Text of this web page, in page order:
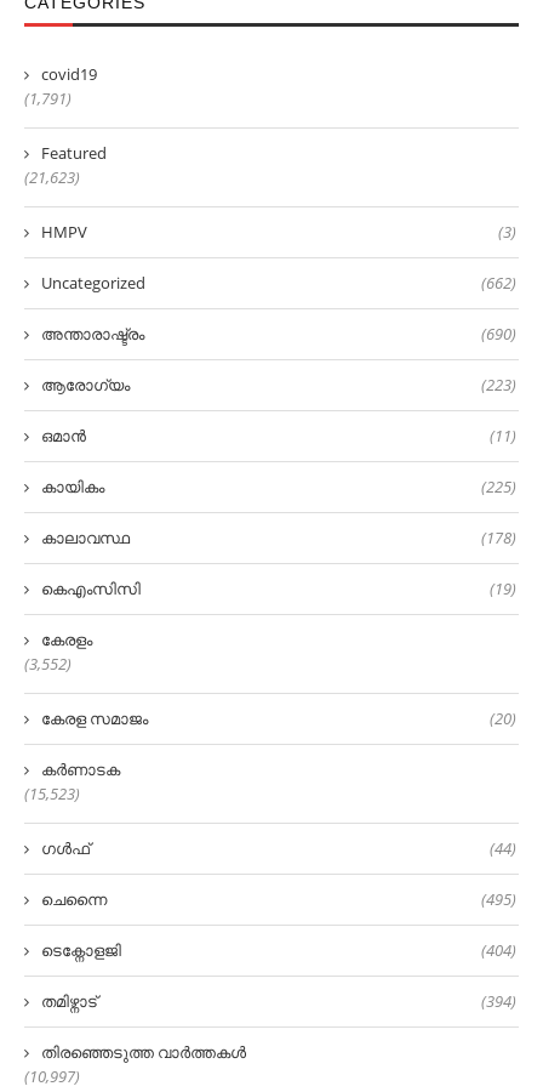
covid19
(1,791)
Featured
(21,623)
HMPV (3)
Uncategorized (662)
അന്താരാഷ്ട്രം (690)
ആരോഗ്യം (223)
ഒമാൻ (11)
കായികം (225)
കാലാവസ്ഥ (178)
കെഎംസിസി (19)
കേരളം
(3,552)
കേരള സമാജം (20)
കർണാടക
(15,523)
ഗൾഫ് (44)
ചെന്നൈ (495)
ടെക്നോളജി (404)
തമിഴ്നാട് (394)
തിരഞ്ഞെടുത്ത വാർത്തകൾ
(10,997)